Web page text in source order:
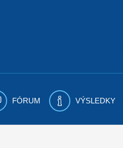
FÓRUM VÝSLEDKY